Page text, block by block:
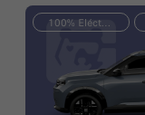
100% Eléctrico